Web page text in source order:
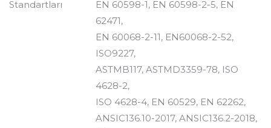
Standartları
EN 60598-1, EN 60598-2-5, EN
62471,
EN 60068-2-11, EN60068-2-52,
ISO9227,
ASTMB117, ASTMD3359-78, ISO
4628-2,
ISO 4628-4, EN 60529, EN 62262,
ANSIC136.10-2017, ANSIC136.2-2018,